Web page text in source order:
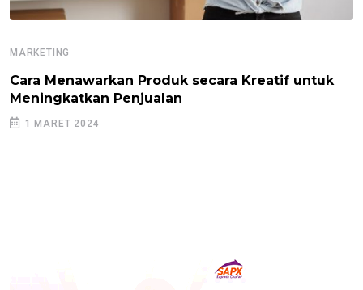
MARKETING
Cara Menawarkan Produk secara Kreatif untuk
Meningkatkan Penjualan
1 MARET 2024